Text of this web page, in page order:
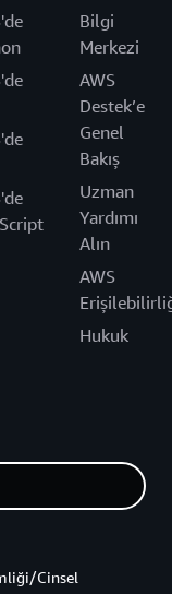
Bilgi
Merkezi
AWS
Destek’e
Genel
Bakış
Uzman
Yardımı
Alın
AWS
Hukuk
Cinsel